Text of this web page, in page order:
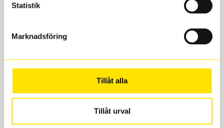
Statistik
Marknadsföring
Tillåt alla
Tillåt urval
Boka och hämta hos Däckspecialen
När du beställer dina nya däck eller fälgar hos oss
Göteborg. Välj mellan Hisingen (Bäckebol) eller
upphämtning eller service. När vi byter dina däck ser
vi till att de uppfyller alla krav för en säker körning.